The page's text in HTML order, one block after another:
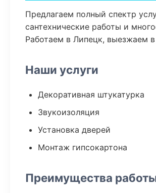
Предлагаем полный спектр
сантехнические работы и
Работаем в Липецк, выезжаем в
Наши услуги
Декоративная штукатурка
Звукоизоляция
Установка дверей
Монтаж гипсокартона
Преимущества